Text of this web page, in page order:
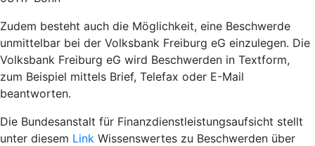
Zudem besteht auch die Möglichkeit, eine Beschwerde
unmittelbar bei der Volksbank Freiburg eG einzulegen. Die
Volksbank Freiburg eG wird Beschwerden in Textform,
zum Beispiel mittels Brief, Telefax oder E-Mail
beantworten.
Die Bundesanstalt für Finanzdienstleistungsaufsicht stellt
unter diesem Link Wissenswertes zu Beschwerden über